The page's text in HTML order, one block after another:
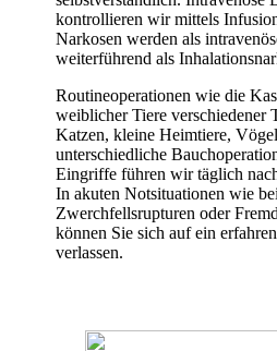
kontrollieren wir mittels
Narkosen werden als
weiterführend als
Routineoperationen wie die
weiblicher Tiere verschiedener
Katzen, kleine Heimtiere,
unterschiedliche
Eingriffe führen wir täglich
In akuten Notsituationen wie
Zwerchfellsrupturen oder
können Sie sich auf ein
verlassen.